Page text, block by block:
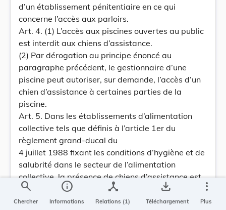
d’un établissement pénitentiaire en ce qui
concerne l’accès aux parloirs.
Art. 4. (1) L’accès aux piscines ouvertes au public
est interdit aux chiens d’assistance.
(2) Par dérogation au principe énoncé au
paragraphe précédent, le gestionnaire d’une
piscine peut autoriser, sur demande, l’accès d’un
chien d’assistance à certaines parties de la
piscine.
Art. 5. Dans les établissements d’alimentation
collective tels que définis à l’article 1er du
règlement grand-ducal du
4 juillet 1988 fixant les conditions d’hygiène et de
salubrité dans le secteur de l’alimentation
collective, la présence de chiens d’assistance est
interdite dans les cuisines, ateliers et leurs
annexes, telles qu’installations frigorifiques et
search
Chercher
info
Informations
device_hub
Relations (1)
save_alt
Téléchargement
more_vert
Plus